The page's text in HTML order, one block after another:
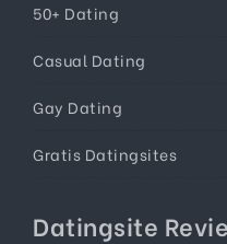
50+ Dating
Casual Dating
Gay Dating
Gratis Datingsites
Datingsite